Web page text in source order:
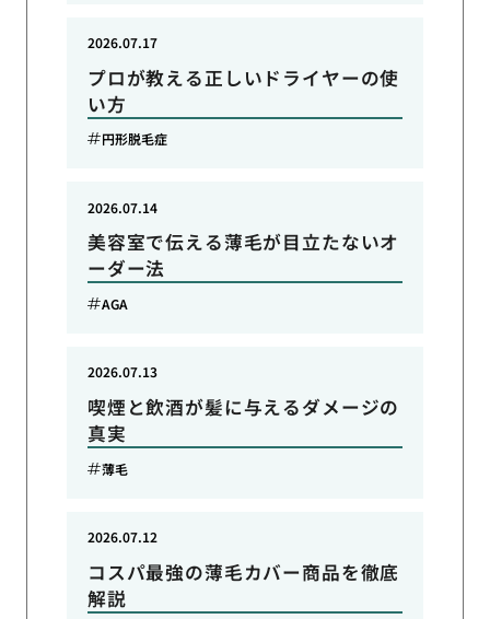
プロが教える正しいドライヤーの使
い方
2026.07.17
円形脱毛症
美容室で伝える薄毛が目立たないオ
ーダー法
2026.07.14
AGA
喫煙と飲酒が髪に与えるダメージの
真実
2026.07.13
薄毛
コスパ最強の薄毛カバー商品を徹底
解説
2026.07.12